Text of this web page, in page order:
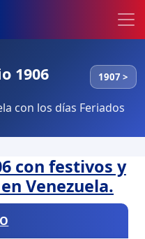
1906 1907 >
con los días Feriados
con festivos y
Venezuela.